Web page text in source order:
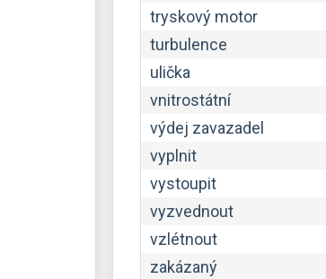
tryskový motor
turbulence
ulička
vnitrostátní
výdej zavazadel
vyplnit
vystoupit
vyzvednout
vzlétnout
zakázaný